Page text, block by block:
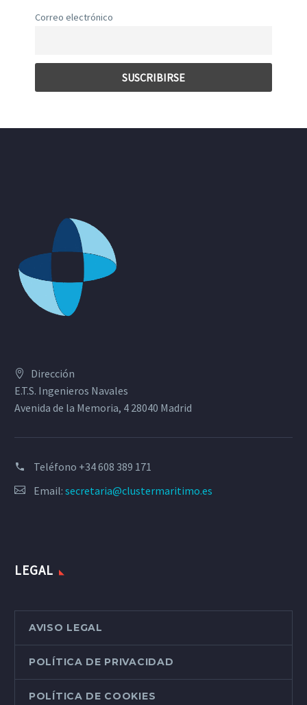
Correo electrónico
Dirección
E.T.S. Ingenieros Navales
Avenida de la Memoria, 4 28040 Madrid
Teléfono +34 608 389 171
Email: secretaria@clustermaritimo.es
LEGAL
AVISO LEGAL
POLÍTICA DE PRIVACIDAD
POLÍTICA DE COOKIES